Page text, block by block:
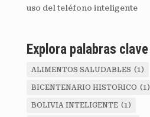
uso del teléfono inteligente
Explora palabras clave
ALIMENTOS SALUDABLES (1)
BICENTENARIO HISTORICO (1)
BOLIVIA INTELIGENTE (1)